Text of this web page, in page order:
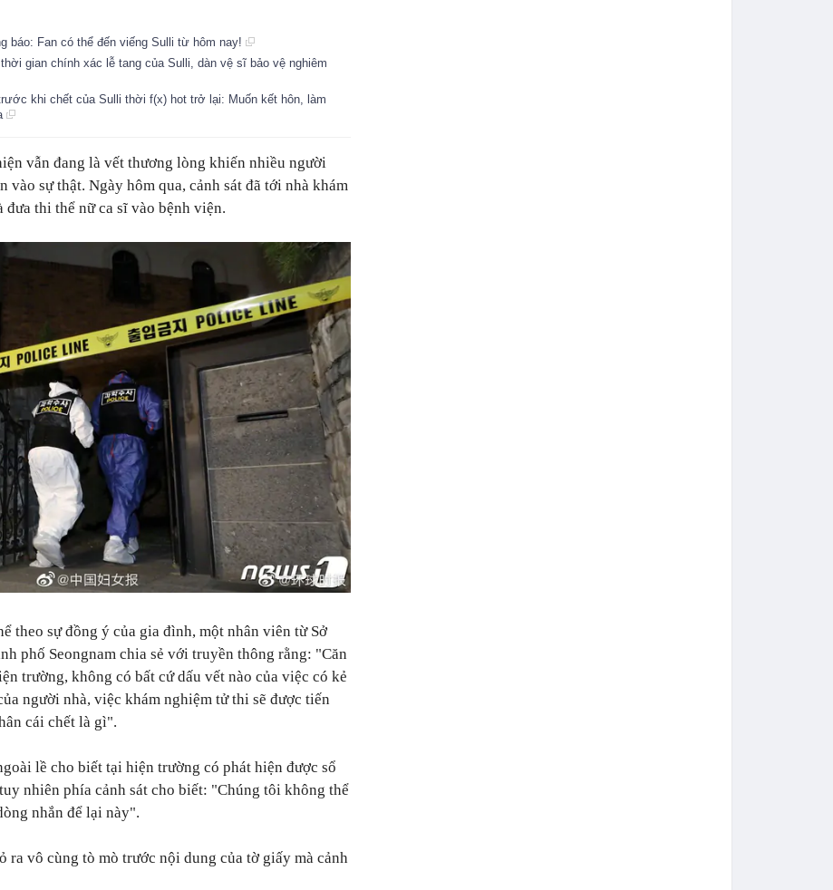
báo: Fan có thể đến viếng Sulli từ hôm nay!
gian chính xác lễ tang của Sulli, dàn vệ sĩ bảo vệ nghiêm
khi chết của Sulli thời f(x) hot trở lại: Muốn kết hôn, làm
vẫn đang là vết thương lòng khiến nhiều người
vào sự thật. Ngày hôm qua, cảnh sát đã tới nhà khám
thi thể nữ ca sĩ vào bệnh viện.
theo sự đồng ý của gia đình, một nhân viên từ Sở
phố Seongnam chia sẻ với truyền thông rằng: "Căn
trường, không có bất cứ dấu vết nào của việc có kẻ
người nhà, việc khám nghiệm tử thi sẽ được tiến
cái chết là gì".
lề cho biết tại hiện trường có phát hiện được sổ
nhiên phía cảnh sát cho biết: "Chúng tôi không thể
nhắn để lại này".
ra vô cùng tò mò trước nội dung của tờ giấy mà cảnh